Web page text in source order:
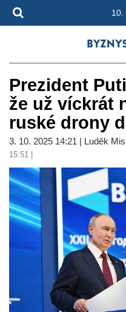
10.
Prezident
že už víckrát
ruské drony
3. 10. 2025 14:21 | Luděk
15:51 |